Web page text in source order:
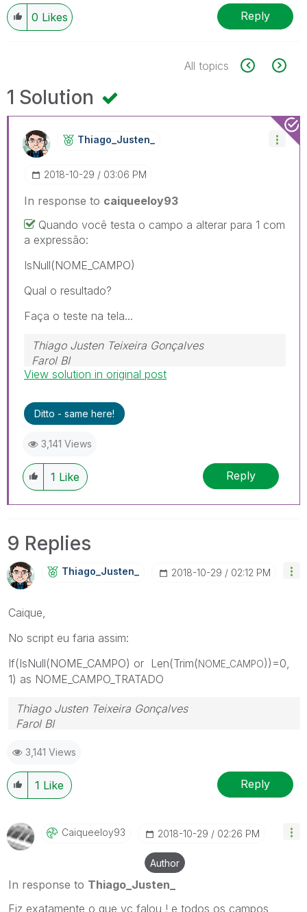
0 Likes Reply
All topics
1 Solution
Thiago_Justen_
‎2018-10-29 03:06 PM
In response to caiqueeloy93
Quando você testa o campo a alterar para 1 com
a expressão:
IsNull(NOME_CAMPO)
Qual o resultado?
Faça o teste na tela...
Thiago Justen Teixeira Gonçalves
Farol BI
WhatsApp: 24 98152-1675
View solution in original post
Ditto - same here!
3,141 Views
1 Like Reply
9 Replies
Thiago_Justen_ ‎2018-10-29 02:12 PM
Caique,
No script eu faria assim:
If(IsNull(NOME_CAMPO) or Len(Trim(NOME_CAMPO))=0,
1) as NOME_CAMPO_TRATADO
Thiago Justen Teixeira Gonçalves
Farol BI
Skype: justen.thiago
3,141 Views
1 Like Reply
Caiqueeloy93 ‎2018-10-29 02:26 PM
Author
In response to Thiago_Justen_
Fiz exatamente o que vc falou ! e todos os campos